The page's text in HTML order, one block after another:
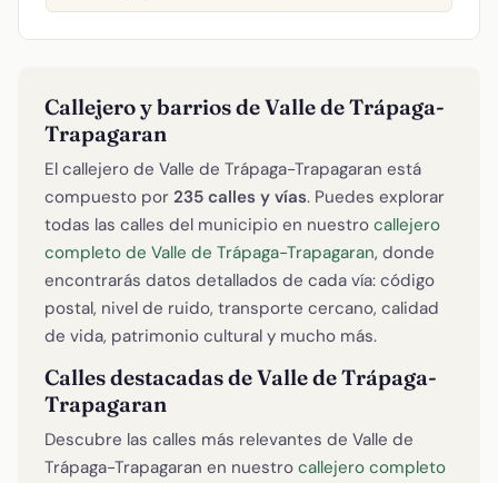
Callejero y barrios de Valle de Trápaga-
Trapagaran
El callejero de Valle de Trápaga-Trapagaran está
compuesto por 235 calles y vías. Puedes explorar
todas las calles del municipio en nuestro callejero
completo de Valle de Trápaga-Trapagaran, donde
encontrarás datos detallados de cada vía: código
postal, nivel de ruido, transporte cercano, calidad
de vida, patrimonio cultural y mucho más.
Calles destacadas de Valle de Trápaga-
Trapagaran
Descubre las calles más relevantes de Valle de
Trápaga-Trapagaran en nuestro callejero completo